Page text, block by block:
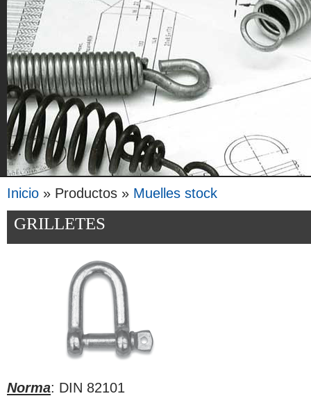
Se encuentra usted aquí
Inicio » Productos » Muelles stock
GRILLETES
Norma: DIN 82101